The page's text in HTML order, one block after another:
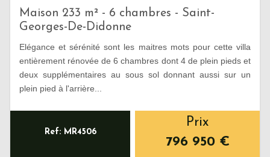
Maison 233 m² - 6 chambres - Saint-
Georges-De-Didonne
Elégance et sérénité sont les maitres mots pour cette villa
entièrement rénovée de 6 chambres dont 4 de plein pieds et
deux supplémentaires au sous sol donnant aussi sur un
plein pied à l'arrière...
Ref: MR4506
Prix
796 950 €